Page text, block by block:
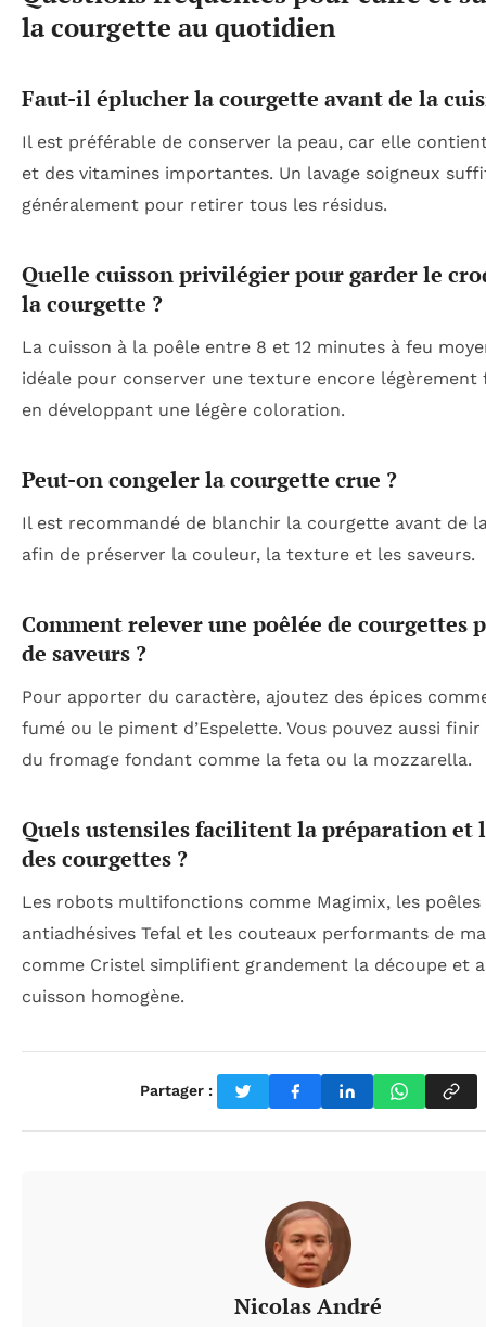
la courgette au quotidien
Faut-il éplucher la courgette avant de la
Il est préférable de conserver la peau, car elle
et des vitamines importantes. Un lavage soigneux
généralement pour retirer tous les résidus.
Quelle cuisson privilégier pour garder le
la courgette ?
La cuisson à la poêle entre 8 et 12 minutes à feu
idéale pour conserver une texture encore
en développant une légère coloration.
Peut-on congeler la courgette crue ?
Il est recommandé de blanchir la courgette avant de
afin de préserver la couleur, la texture et les saveurs.
Comment relever une poêlée de courgettes
de saveurs ?
Pour apporter du caractère, ajoutez des épices
fumé ou le piment d’Espelette. Vous pouvez aussi
du fromage fondant comme la feta ou la mozzarella.
Quels ustensiles facilitent la préparation et
des courgettes ?
Les robots multifonctions comme Magimix, les poêles
antiadhésives Tefal et les couteaux performants de
comme Cristel simplifient grandement la découpe et
cuisson homogène.
Partager :
Nicolas André